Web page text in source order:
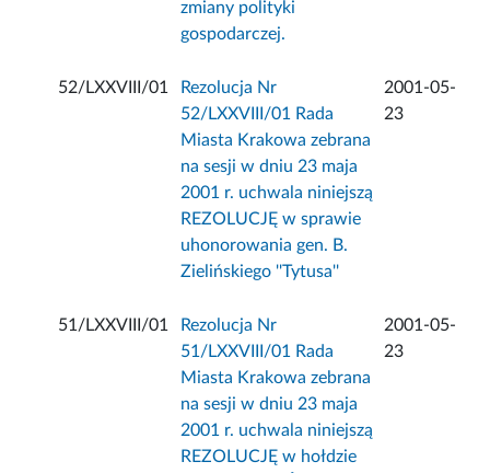
zmiany polityki
gospodarczej.
52/LXXVIII/01
Rezolucja Nr
52/LXXVIII/01 Rada
Miasta Krakowa zebrana
na sesji w dniu 23 maja
2001 r. uchwala niniejszą
REZOLUCJĘ w sprawie
uhonorowania gen. B.
Zielińskiego ''Tytusa''
2001-05-
23
51/LXXVIII/01
Rezolucja Nr
51/LXXVIII/01 Rada
Miasta Krakowa zebrana
na sesji w dniu 23 maja
2001 r. uchwala niniejszą
REZOLUCJĘ w hołdzie
2001-05-
23